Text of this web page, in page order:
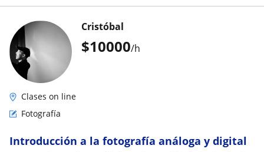
$10000/h
Cristóbal
Clases on line
Fotografía
Introducción a la fotografía análoga y digital